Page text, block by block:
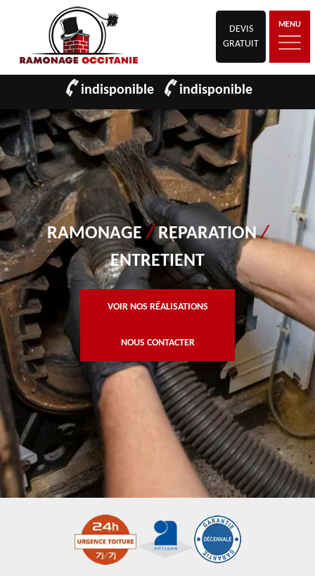
DEVIS
GRATUIT
MENU
indisponible indisponible
RAMONAGE/REPARATION/
ENTRETIENT
VOIR NOS RÉALISATIONS
NOUS CONTACTER